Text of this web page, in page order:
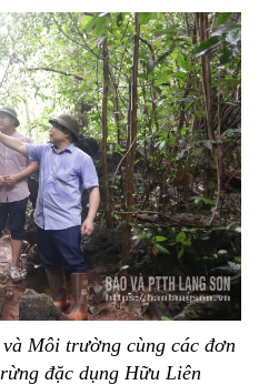
Môi trường cùng các đơn
đặc dụng Hữu Liên